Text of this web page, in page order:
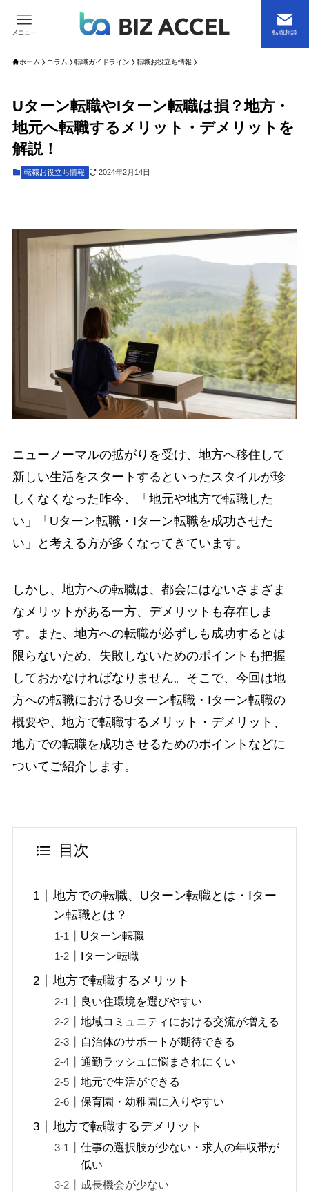
転職相談
メニュー
ホーム コラム 転職ガイドライン 転職お役立ち情報
Uターン転職やIターン転職は損？地方・
地元へ転職するメリット・デメリットを
解説！
転職お役立ち情報 2024年2月14日
ニューノーマルの拡がりを受け、地方へ移住して
新しい生活をスタートするといったスタイルが珍
しくなくなった昨今、「地元や地方で転職した
い」「Uターン転職・Iターン転職を成功させた
い」と考える方が多くなってきています。
しかし、地方への転職は、都会にはないさまざま
なメリットがある一方、デメリットも存在しま
す。また、地方への転職が必ずしも成功するとは
限らないため、失敗しないためのポイントも把握
しておかなければなりません。そこで、今回は地
方への転職におけるUターン転職・Iターン転職の
概要や、地方で転職するメリット・デメリット、
地方での転職を成功させるためのポイントなどに
ついてご紹介します。
目次
地方での転職、Uターン転職とは・Iター
ン転職とは？
Uターン転職
Iターン転職
地方で転職するメリット
良い住環境を選びやすい
地域コミュニティにおける交流が増える
自治体のサポートが期待できる
通勤ラッシュに悩まされにくい
地元で生活ができる
保育園・幼稚園に入りやすい
地方で転職するデメリット
仕事の選択肢が少ない・求人の年収帯が
低い
成長機会が少ない